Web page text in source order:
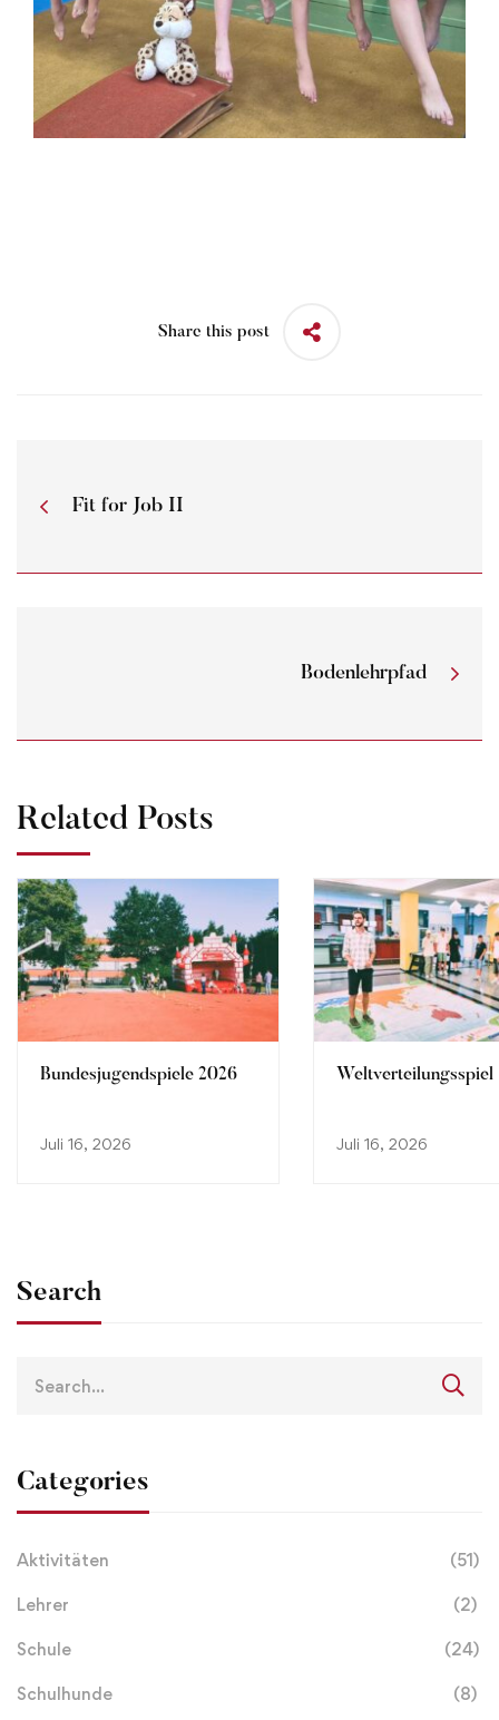
Share this post
Fit for Job II
Bodenlehrpfad
Related Posts
Bundesjugendspiele 2026
Juli 16, 2026
Weltverteilungsspiel
Juli 16, 2026
Search
Categories
Aktivitäten (51)
Lehrer (2)
Schule (24)
Schulhunde (8)